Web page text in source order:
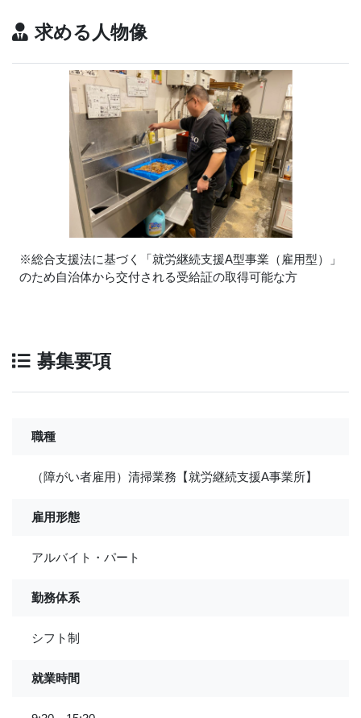
求める人物像
※総合支援法に基づく「就労継続支援A型事業（雇用型）」
のため自治体から交付される受給証の取得可能な方
募集要項
職種
（障がい者雇用）清掃業務【就労継続支援A事業所】
雇用形態
アルバイト・パート
勤務体系
シフト制
就業時間